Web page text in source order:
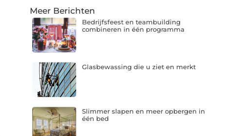
Meer Berichten
Bedrijfsfeest en teambuilding
combineren in één programma
Glasbewassing die u ziet en merkt
Slimmer slapen en meer opbergen in
één bed